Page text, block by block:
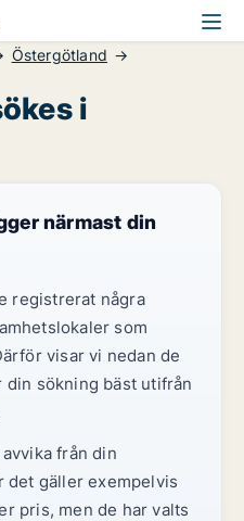
Östergötland
i
närmast din
registrerat några
som
visar vi nedan de
din sökning bäst utifrån
från din
det gäller exempelvis
pris, men de har valts